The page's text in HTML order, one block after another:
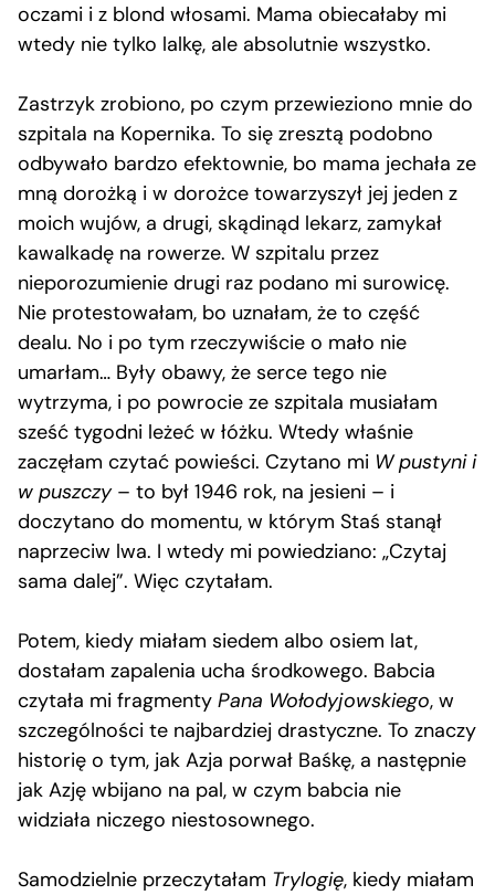
oczami i z blond włosami. Mama obiecałaby mi
wtedy nie tylko lalkę, ale absolutnie wszystko.
Zastrzyk zrobiono, po czym przewieziono mnie do
szpitala na Kopernika. To się zresztą podobno
odbywało bardzo efektownie, bo mama jechała ze
mną dorożką i w dorożce towarzyszył jej jeden z
moich wujów, a drugi, skądinąd lekarz, zamykał
kawalkadę na rowerze. W szpitalu przez
nieporozumienie drugi raz podano mi surowicę.
Nie protestowałam, bo uznałam, że to część
dealu. No i po tym rzeczywiście o mało nie
umarłam… Były obawy, że serce tego nie
wytrzyma, i po powrocie ze szpitala musiałam
sześć tygodni leżeć w łóżku. Wtedy właśnie
zaczęłam czytać powieści. Czytano mi W pustyni i
w puszczy– to był 1946 rok, na jesieni – i
doczytano do momentu, w którym Staś stanął
naprzeciw lwa. I wtedy mi powiedziano: „Czytaj
sama dalej”. Więc czytałam.
Potem, kiedy miałam siedem albo osiem lat,
dostałam zapalenia ucha środkowego. Babcia
czytała mi fragmenty Pana Wołodyjowskiego, w
szczególności te najbardziej drastyczne. To znaczy
historię o tym, jak Azja porwał Baśkę, a następnie
jak Azję wbijano na pal, w czym babcia nie
widziała niczego niestosownego.
Samodzielnie przeczytałam Trylogię, kiedy miałam